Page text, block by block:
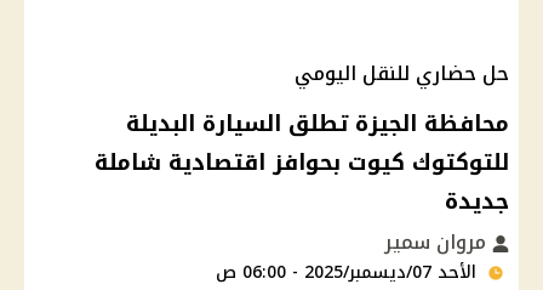
حل حضاري للنقل اليومي
محافظة الجيزة تطلق السيارة البديلة
للتوكتوك كيوت بحوافز اقتصادية شاملة
جديدة
مروان سمير
الأحد 07/ديسمبر/2025 - 06:00 ص